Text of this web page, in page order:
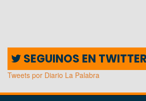
SEGUINOS EN TWITTER
Tweets por Diario La Palabra